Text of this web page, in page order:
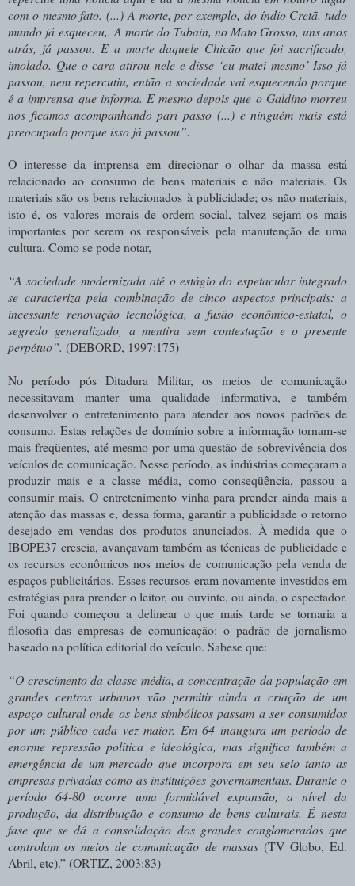
com o mesmo fato. (...) A morte, por exemplo, do índio Cretã, tudo
mundo já esqueceu,. A morte do Tubain, no Mato Grosso, uns anos
atrás, já passou. E a morte daquele Chicão que foi sacrificado,
imolado. Que o cara atirou nele e disse ‘eu matei mesmo’ Isso já
passou, nem repercutiu, então a sociedade vai esquecendo porque
é a imprensa que informa. E mesmo depois que o Galdino morreu
nos ficamos acompanhando pari passo (...) e ninguém mais está
preocupado porque isso já passou”.
O interesse da imprensa em direcionar o olhar da massa está
relacionado ao consumo de bens materiais e não materiais. Os
materiais são os bens relacionados à publicidade; os não materiais,
isto é, os valores morais de ordem social, talvez sejam os mais
importantes por serem os responsáveis pela manutenção de uma
cultura. Como se pode notar,
“A sociedade modernizada até o estágio do espetacular integrado
se caracteriza pela combinação de cinco aspectos principais: a
incessante renovação tecnológica, a fusão econômico-estatal, o
segredo generalizado, a mentira sem contestação e o presente
perpétuo”. (DEBORD, 1997:175)
No período pós Ditadura Militar, os meios de comunicação
necessitavam manter uma qualidade informativa, e também
desenvolver o entretenimento para atender aos novos padrões de
consumo. Estas relações de domínio sobre a informação tornam-se
mais freqüentes, até mesmo por uma questão de sobrevivência dos
veículos de comunicação. Nesse período, as indústrias começaram a
produzir mais e a classe média, como conseqüência, passou a
consumir mais. O entretenimento vinha para prender ainda mais a
atenção das massas e, dessa forma, garantir a publicidade o retorno
desejado em vendas dos produtos anunciados. À medida que o
IBOPE37 crescia, avançavam também as técnicas de publicidade e
os recursos econômicos nos meios de comunicação pela venda de
espaços publicitários. Esses recursos eram novamente investidos em
estratégias para prender o leitor, ou ouvinte, ou ainda, o espectador.
Foi quando começou a delinear o que mais tarde se tornaria a
filosofia das empresas de comunicação: o padrão de jornalismo
baseado na política editorial do veículo. Sabese que:
“O crescimento da classe média, a concentração da população em
grandes centros urbanos vão permitir ainda a criação de um
espaço cultural onde os bens simbólicos passam a ser consumidos
por um público cada vez maior. Em 64 inaugura um período de
enorme repressão política e ideológica, mas significa também a
emergência de um mercado que incorpora em seu seio tanto as
empresas privadas como as instituições governamentais. Durante o
período 64-80 ocorre uma formidável expansão, a nível da
produção, da distribuição e consumo de bens culturais. É nesta
fase que se dá a consolidação dos grandes conglomerados que
controlam os meios de comunicação de massas(TV Globo, Ed.
Abril, etc).” (ORTIZ, 2003:83)